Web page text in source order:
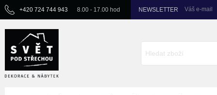
+420 724 744 943 8.00 - 17.00 hod NEWSLETTER Váš e-mail